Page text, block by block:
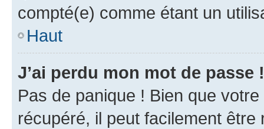
compté(e) comme étant un
Haut
J’ai perdu mon mot de passe !
Pas de panique ! Bien que
récupéré, il peut facilement